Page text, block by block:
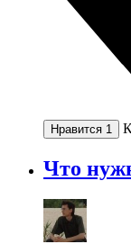
Нравится 1
Что